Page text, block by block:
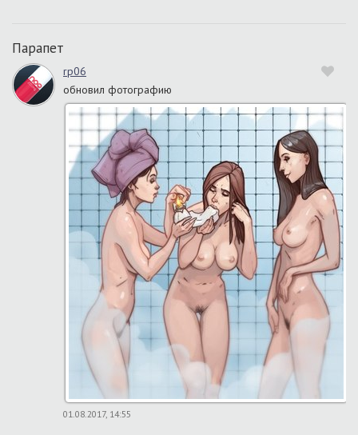
Парапет
rp06
обновил фотографию
01.08.2017, 14:55